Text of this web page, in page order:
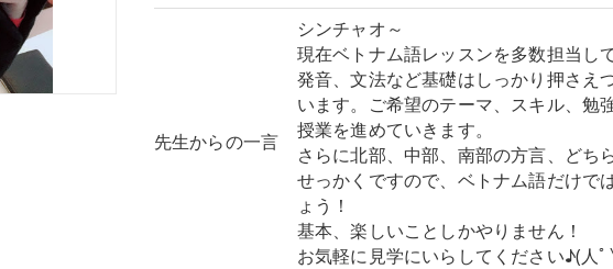
先生からの一言
シンチャオ～
現在ベトナム語レッスンを多数担当し
発音、文法など基礎はしっかり押さえ
います。ご希望のテーマ、スキル、勉
授業を進めていきます。
さらに北部、中部、南部の方言、どち
せっかくですので、ベトナム語だけで
ょう！
基本、楽しいことしかやりません！
お気軽に見学にいらしてください♪(人